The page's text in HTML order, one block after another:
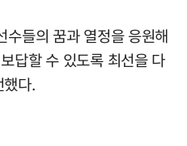
들의 꿈과 열정을 응원해
답할 수 있도록 최선을 다
다.